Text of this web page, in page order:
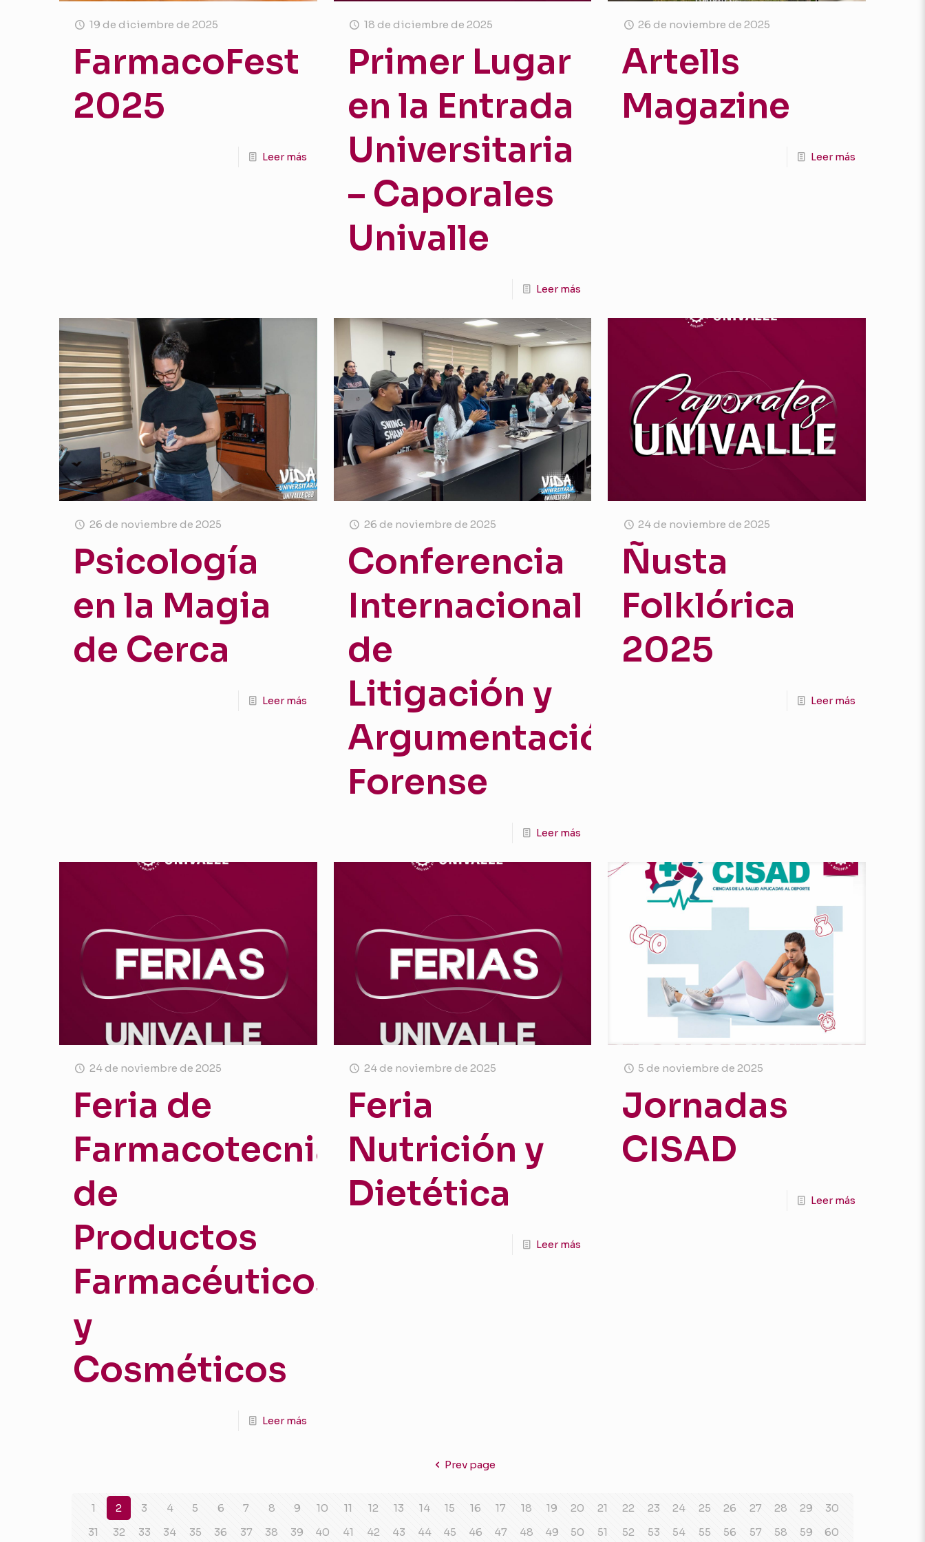
19 de diciembre de 2025
FarmacoFest
2025
Leer más
18 de diciembre de 2025
Primer Lugar
en la Entrada
Universitaria
– Caporales
Univalle
Leer más
26 de noviembre de 2025
Artells
Magazine
Leer más
26 de noviembre de 2025
Psicología
en la Magia
de Cerca
Leer más
26 de noviembre de 2025
Conferencia
Internacional
de
Litigación y
Argumentación
Forense
Leer más
24 de noviembre de 2025
Ñusta
Folklórica
2025
Leer más
24 de noviembre de 2025
Feria de
Farmacotecnia
de
Productos
Farmacéuticos
y
Cosméticos
Leer más
24 de noviembre de 2025
Feria
Nutrición y
Dietética
Leer más
5 de noviembre de 2025
Jornadas
CISAD
Leer más
Prev page
1 2 3 4 5 6 7 8 9 10 11 12 13 14 15 16 17 18 19 20 21 22 23 24 25 26 27 28 29
30
31
32 33 34 35 36 37 38 39 40 41 42 43 44 45 46 47 48 49 50 51 52 53 54 55 56 57 58 59 60